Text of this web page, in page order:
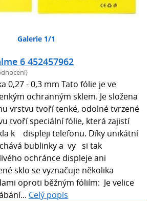
Galerie 1/1
6 452457962
0,27 - 0,3 mm Tato fólie je ve
ochranným sklem. Je složena
vrstvu tvoří tenké, odolné tvrzené
tvoří speciální fólie, která zajistí
k displeji telefonu. Díky unikátní
bublinky a vy si tak
ochránce displeje ani
sklo se vyznačuje několika
oproti běžným fóliím: Je velice
Celý popis